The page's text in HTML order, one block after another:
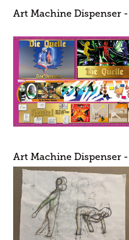
Art Machine Dispenser
Art Machine Dispenser